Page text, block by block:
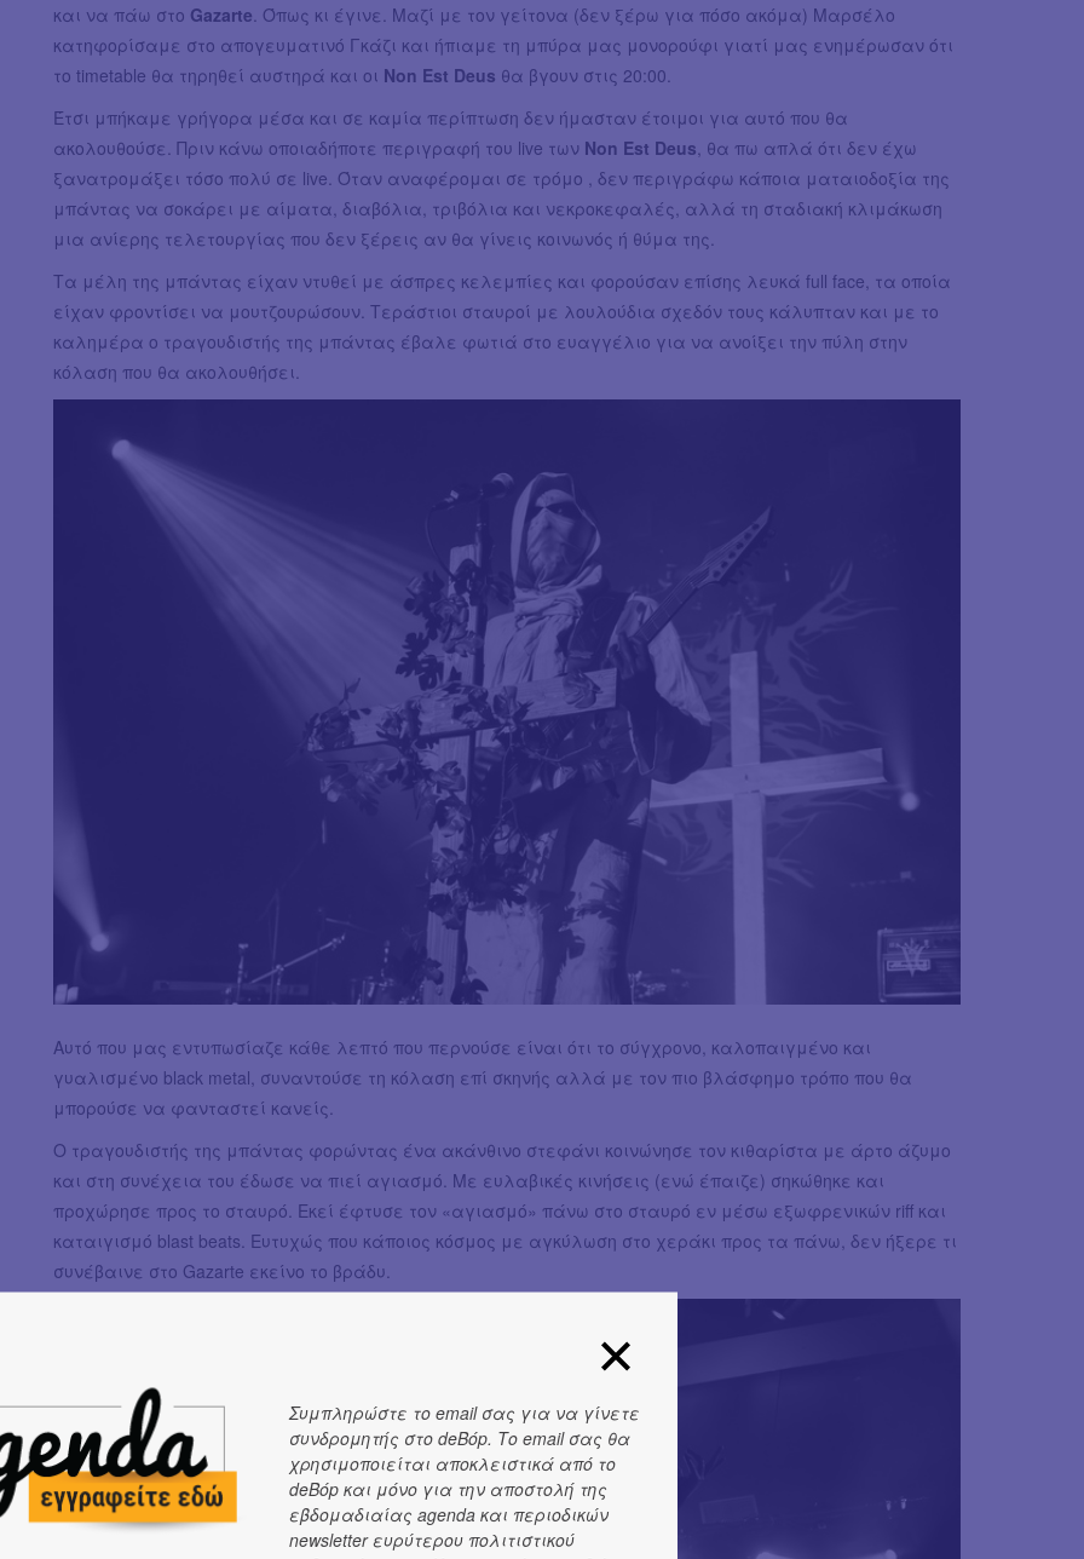
και να πάω στο Gazarte . Όπως κι έγινε. Μαζί με τον γείτονα (δεν ξέρω για πόσο ακόμα) Μαρσέλο
κατηφορίσαμε στο απογευματινό Γκάζι και ήπιαμε τη μπύρα μας μονορούφι γιατί μας ενημέρωσαν ότι
το timetable θα τηρηθεί αυστηρά και οι Non Est Deus θα βγουν στις 20:00.
Έτσι μπήκαμε γρήγορα μέσα και σε καμία περίπτωση δεν ήμασταν έτοιμοι για αυτό που θα
ακολουθούσε. Πριν κάνω οποιαδήποτε περιγραφή του live των Non Est Deus , θα πω απλά ότι δεν έχω
ξανατρομάξει τόσο πολύ σε live. Όταν αναφέρομαι σε τρόμο , δεν περιγράφω κάποια ματαιοδοξία της
μπάντας να σοκάρει με αίματα, διαβόλια, τριβόλια και νεκροκεφαλές, αλλά τη σταδιακή κλιμάκωση
μια ανίερης τελετουργίας που δεν ξέρεις αν θα γίνεις κοινωνός ή θύμα της.
Τα μέλη της μπάντας είχαν ντυθεί με άσπρες κελεμπίες και φορούσαν επίσης λευκά full face, τα οποία
είχαν φροντίσει να μουτζουρώσουν. Τεράστιοι σταυροί με λουλούδια σχεδόν τους κάλυπταν και με το
καλημέρα ο τραγουδιστής της μπάντας έβαλε φωτιά στο ευαγγέλιο για να ανοίξει την πύλη στην
κόλαση που θα ακολουθήσει.
Αυτό που μας εντυπωσίαζε κάθε λεπτό που περνούσε είναι ότι το σύγχρονο, καλοπαιγμένο και
γυαλισμένο black metal, συναντούσε τη κόλαση επί σκηνής αλλά με τον πιο βλάσφημο τρόπο που θα
μπορούσε να φανταστεί κανείς.
Ο τραγουδιστής της μπάντας φορώντας ένα ακάνθινο στεφάνι κοινώνησε τον κιθαρίστα με άρτο άζυμο
και στη συνέχεια του έδωσε να πιεί αγιασμό. Με ευλαβικές κινήσεις (ενώ έπαιζε) σηκώθηκε και
προχώρησε προς το σταυρό. Εκεί έφτυσε τον «αγιασμό» πάνω στο σταυρό εν μέσω εξωφρενικών riff και
καταιγισμό blast beats. Ευτυχώς που κάποιος κόσμος με αγκύλωση στο χεράκι προς τα πάνω, δεν ήξερε τι
συνέβαινε στο Gazarte εκείνο το βράδυ.
Συμπληρώστε το email σας για να γίνετε
συνδρομητής στο deBόp. Το email σας θα
χρησιμοποιείται αποκλειστικά από το
deBόp και μόνο για την αποστολή της
εβδομαδιαίας agenda και περιοδικών
newsletter ευρύτερου πολιτιστικού